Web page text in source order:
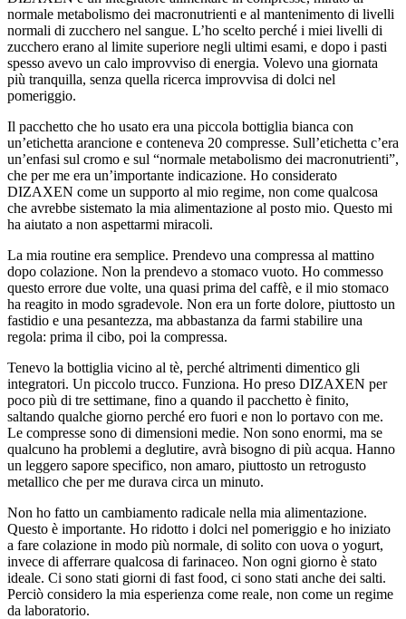
normale metabolismo dei macronutrienti e al mantenimento di livelli
normali di zucchero nel sangue. L’ho scelto perché i miei livelli di
zucchero erano al limite superiore negli ultimi esami, e dopo i pasti
spesso avevo un calo improvviso di energia. Volevo una giornata
più tranquilla, senza quella ricerca improvvisa di dolci nel
pomeriggio.
Il pacchetto che ho usato era una piccola bottiglia bianca con
un’etichetta arancione e conteneva 20 compresse. Sull’etichetta c’era
un’enfasi sul cromo e sul “normale metabolismo dei macronutrienti”,
che per me era un’importante indicazione. Ho considerato
DIZAXEN come un supporto al mio regime, non come qualcosa
che avrebbe sistemato la mia alimentazione al posto mio. Questo mi
ha aiutato a non aspettarmi miracoli.
La mia routine era semplice. Prendevo una compressa al mattino
dopo colazione. Non la prendevo a stomaco vuoto. Ho commesso
questo errore due volte, una quasi prima del caffè, e il mio stomaco
ha reagito in modo sgradevole. Non era un forte dolore, piuttosto un
fastidio e una pesantezza, ma abbastanza da farmi stabilire una
regola: prima il cibo, poi la compressa.
Tenevo la bottiglia vicino al tè, perché altrimenti dimentico gli
integratori. Un piccolo trucco. Funziona. Ho preso DIZAXEN per
poco più di tre settimane, fino a quando il pacchetto è finito,
saltando qualche giorno perché ero fuori e non lo portavo con me.
Le compresse sono di dimensioni medie. Non sono enormi, ma se
qualcuno ha problemi a deglutire, avrà bisogno di più acqua. Hanno
un leggero sapore specifico, non amaro, piuttosto un retrogusto
metallico che per me durava circa un minuto.
Non ho fatto un cambiamento radicale nella mia alimentazione.
Questo è importante. Ho ridotto i dolci nel pomeriggio e ho iniziato
a fare colazione in modo più normale, di solito con uova o yogurt,
invece di afferrare qualcosa di farinaceo. Non ogni giorno è stato
ideale. Ci sono stati giorni di fast food, ci sono stati anche dei salti.
Perciò considero la mia esperienza come reale, non come un regime
da laboratorio.